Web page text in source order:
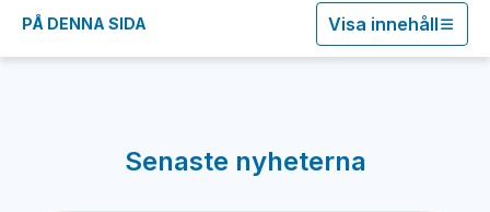
PÅ DENNA SIDA Visa innehåll
Senaste nyheterna